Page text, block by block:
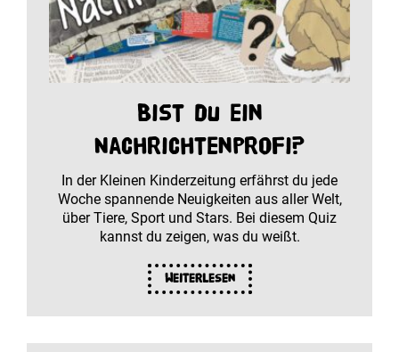
Bist du ein
Nachrichtenprofi?
In der Kleinen Kinderzeitung erfährst du jede
Woche spannende Neuigkeiten aus aller Welt,
über Tiere, Sport und Stars. Bei diesem Quiz
kannst du zeigen, was du weißt.
Weiterlesen